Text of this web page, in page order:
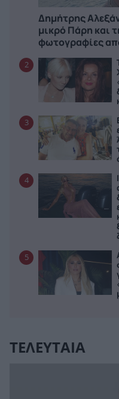
Δημήτρης
μικρό Πάρη και
φωτογραφίες
2
3
4
5
ΤΕΛΕΥΤΑΙΑ